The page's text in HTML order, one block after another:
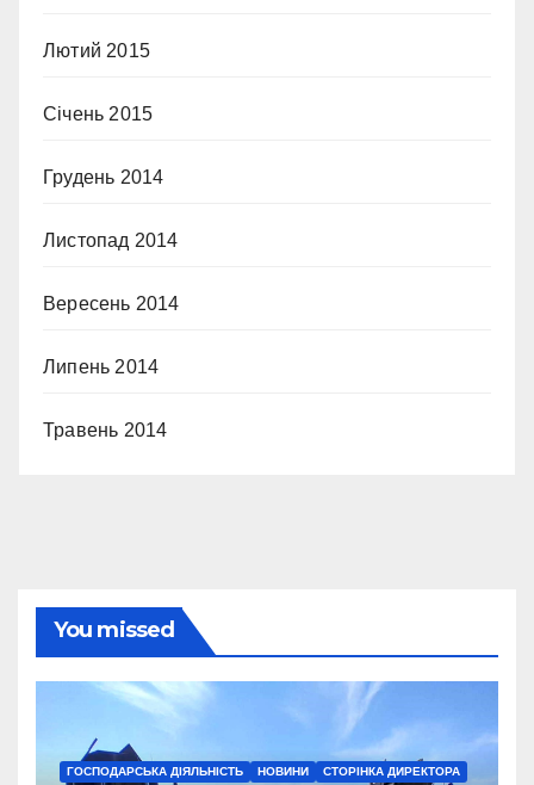
Лютий 2015
Січень 2015
Грудень 2014
Листопад 2014
Вересень 2014
Липень 2014
Травень 2014
You missed
ГОСПОДАРСЬКА ДІЯЛЬНІСТЬ НОВИНИ СТОРІНКА ДИРЕКТОРА